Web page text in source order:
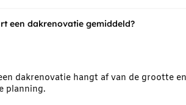
een dakrenovatie gemiddeld?
dakrenovatie hangt af van de grootte
planning.